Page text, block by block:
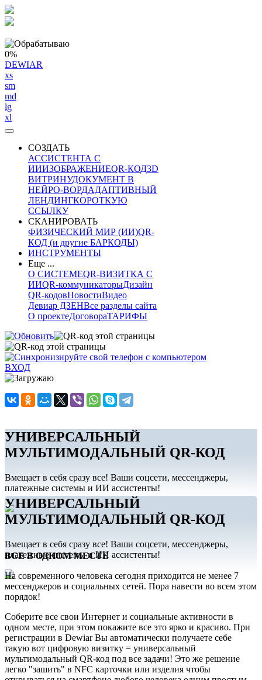
0%
DEWIAR
xs
sm
md
lg
xl
СОЗДАТЬ
АССИСТЕНТА С
ИИИЗОБРАЖЕНИЕQR-КОД3D
ВИТРИНУДОКУМЕНТ В
НЕЙРО-ВОРДАДАПТИВНЫЙ
ЛЕНДИНГКОРОТКУЮ
ССЫЛКУ
СКАНИРОВАТЬ
ФИЗИЧЕСКИЙ МИР (ИИ)QR-
КОД (и другие БАРКОДЫ)
ИНСТРУМЕНТЫ
Еще ...
О СИСТЕМЕQR-ВИЗИТКА С
ИИQR-коммуникаторыДизайн
QR-кодовНовостиВидео
Девиар ДЗЕНВсе разделы сайта
О проектеДоговораТАРИФЫ
ВХОД
УНИВЕРСАЛЬНЫЙ
МУЛЬТИМОДАЛЬНЫЙ QR-КОД
Вмещает в себя сразу все! Ваши соцсети, мессенджеры,
платежные системы и ИИ ассистенты!
УНИВЕРСАЛЬНЫЙ
МУЛЬТИМОДАЛЬНЫЙ QR-КОД
Вмещает в себя сразу все! Ваши соцсети, мессенджеры,
платежные системы и ИИ ассистенты!
ВСЕ В ОДНОМ МЕСТЕ
На современного человека сегодня приходится не менее 7
мессенджеров и социальных сетей. Пора навести во всем этом
порядок!
Соберите все свои Интернет и социальные активности в
одном месте, при этом покажите все это ярко и красиво. При
регистрации в Dewiar Вы автоматически получаете себе
такую вот цифровую визитку = универсальный
мультимодальный QR-код под все задачи! Это же решение
легко "зашить" в NFC карточки или изделия чтобы